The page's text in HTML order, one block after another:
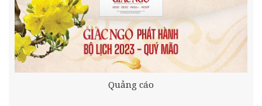
Quảng cáo